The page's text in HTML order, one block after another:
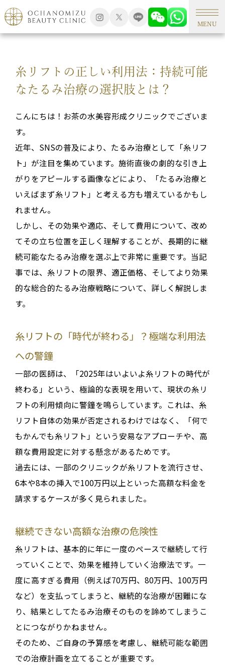
MENU
TOP 形成外科手術
糸リフトの正しい利用法：持続可能
なたるみ治療の選択肢とは？
こんにちは！お茶の水美容形成クリニックでございま
す。
近年、SNSの普及により、たるみ治療として「糸リフ
ト」が注目を集めています。施術直後の劇的な引き上
がりをアピールする画像などにより、「たるみ治療と
いえばまず糸リフト」と考える方も増えているかもし
れません。
しかし、その効果や適応、そして費用について、改め
てその立ち位置を正しく理解することが、長期的に継
続可能なたるみ治療を選ぶ上で非常に重要です。当記
事では、糸リフトの限界、適正価格、そしてより効果
的な総合的たるみ治療戦略について、詳しく解説しま
す。
糸リフトの「時代が終わる」？極端な利用法
への警鐘
一部の医師は、「2025年はいよいよ糸リフトの時代が
終わる」という、極論的な表現を用いて、現状の糸リ
フトの利用傾向に警鐘を鳴らしています。これは、糸
リフト自体の効果が否定されるわけではなく、
「何で
もかんでも糸リフト」という安易なアプローチや、高
額な費用設定に対する懸念があるためです。
過去には、一部のクリニックが糸リフトを流行させ、
6本や8本の挿入で100万円以上といった高額な料金を
請求するケースが多く見られました。
継続できない高額な治療の危険性
糸リフトは、基本的に年に一度のペースで継続して行
っていく ことで、効果を維持していく治療法です。一
度に高すぎる費用（例えば70万円、80万円、100万円
など）を支払ってしまうと、継続的な治療が困難にな
り、結果としてたるみ治療そのものを諦めてしまうこ
とにつながりかねません。
そのため、ご自身の予算感を考慮し、継続可能な範囲
での治療計画を立てることが重要です。